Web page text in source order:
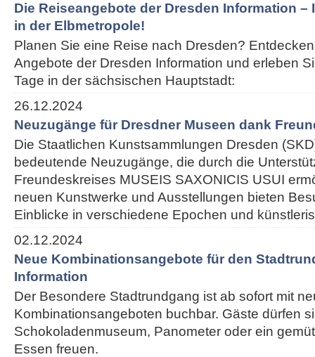
Die Reiseangebote der Dresden Information –
in der Elbmetropole!
Planen Sie eine Reise nach Dresden?
Angebote der Dresden Information und erleben
Tage in der sächsischen Hauptstadt:
26.12.2024
Neuzugänge für Dresdner Museen dank
Die Staatlichen Kunstsammlungen Dresden
bedeutende Neuzugänge, die durch die
Freundeskreises MUSEIS SAXONICIS USUI
neuen Kunstwerke und Ausstellungen bieten
Einblicke in verschiedene Epochen und
02.12.2024
Neue Kombinationsangebote für den
Information
Der Besondere Stadtrundgang ist ab sofort mit
Kombinationsangeboten buchbar. Gäste dürfen
Schokoladenmuseum, Panometer oder ein
Essen freuen.